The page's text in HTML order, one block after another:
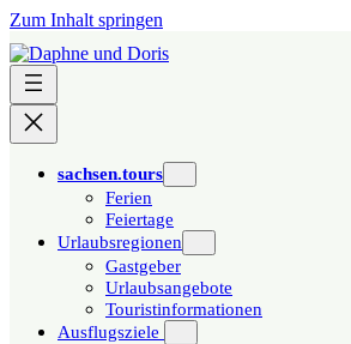
Zum Inhalt springen
sachsen.tours
Ferien
Feiertage
Urlaubsregionen
Gastgeber
Urlaubsangebote
Touristinformationen
Ausflugsziele